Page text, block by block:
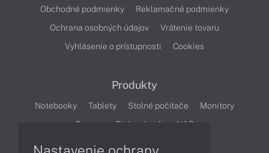
Obchodné podmienky
Reklamačné podmienky
Ochrana osobných údajov
Vrátenie tovaru
Vyhlásenie o prístupnosti
Cookies
Produkty
Notebooky Tablety Stolné počítače
Monitory
Servery
Diskové polia a NAS